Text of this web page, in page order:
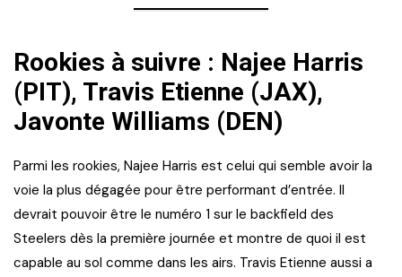
Rookies à suivre : Najee Harris
(PIT), Travis Etienne (JAX),
Javonte Williams (DEN)
Parmi les rookies, Najee Harris est celui qui semble avoir la
voie la plus dégagée pour être performant d’entrée. Il
devrait pouvoir être le numéro 1 sur le backfield des
Steelers dès la première journée et montre de quoi il est
capable au sol comme dans les airs. Travis Etienne aussi a